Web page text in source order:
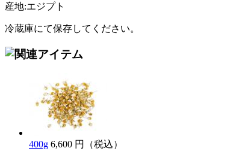
産地:エジプト
冷蔵庫にて保存してください。
400g 6,600 円（税込）